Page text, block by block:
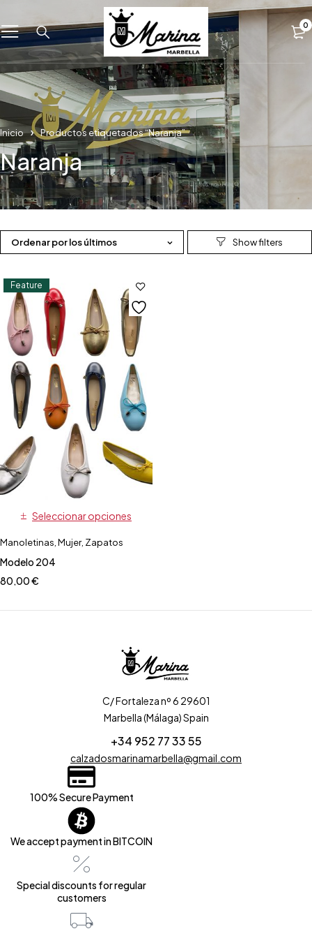
0
Inicio Productos etiquetados “Naranja”
Naranja
Ordenar por los últimos
Feature
Seleccionar opciones
Manoletinas Mujer, Zapatos
Modelo 204
80,00€
C/ Fortaleza nº 6 29601
Marbella (Málaga) Spain
+34 952 77 33 55
calzadosmarinamarbella@gmail.com
100% Secure Payment
We accept payment in BITCOIN
Special discounts for regular
customers